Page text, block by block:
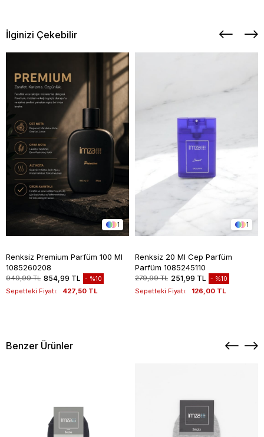
İlginizi Çekebilir
1
Renksiz Premium Parfüm 100 Ml
1085260208
949,99 TL 854,99 TL %10
Sepetteki Fiyatı: 427,50 TL
1
Renksiz 20 Ml Cep Parfüm
Parfüm 1085245110
279,99 TL 251,99 TL %10
Sepetteki Fiyatı: 126,00 TL
Benzer Ürünler